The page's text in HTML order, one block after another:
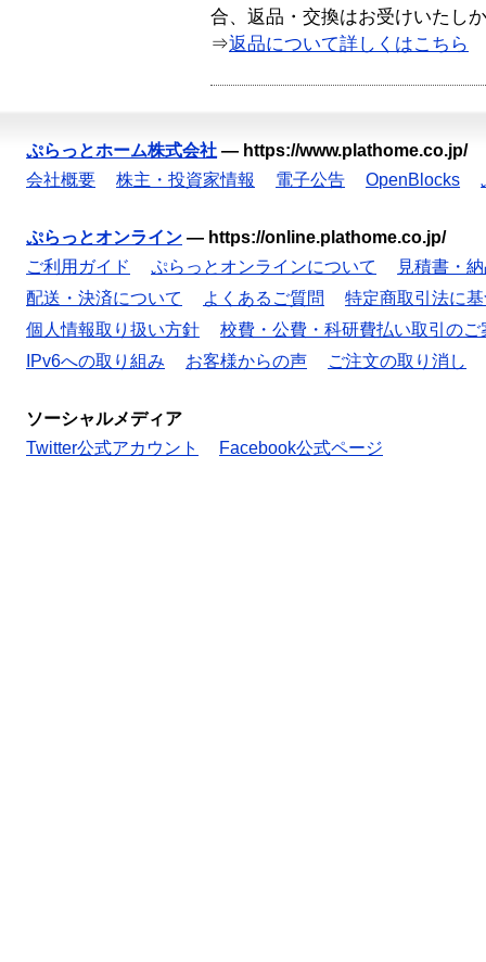
合、返品・交換はお受けいたし
⇒返品について詳しくはこちら
ぷらっとホーム株式会社 — https://www.plathome.co.jp/
会社概要
株主・投資家情報 電子公告 OpenBlocks
ぷらっとオンライン — https://online.plathome.co.jp/
ご利用ガイド
ぷらっとオンラインについて
見積書・
配送・決済について
よくあるご質問
特定商取引法に
個人情報取り扱い方針
校費・公費・科研費払い取引のご
IPv6への取り組み
お客様からの声 ご注文の取り消し
ソーシャルメディア
Twitter公式アカウント
Facebook公式ページ